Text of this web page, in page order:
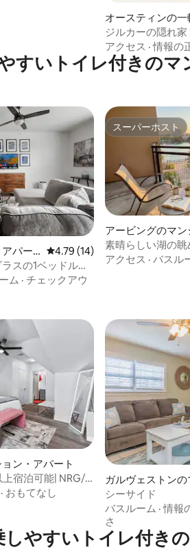
オースティンの一
ジルカーの隠れ家
まで徒歩 | 10人宿
アクセス ·情報の
すいトイレ付きのマ
均評価
パー
レビュー14件、5つ星中4.79つ
4.79 (14)
スの1ベッドルー
ム · チェックアウ
スーパーホスト
スーパーホスト
アービングのマ
パート
素晴らしい湖の眺
プール
アクセス · バスル
均評価
ン・アパート
宿泊可能| NRG/
· おもてなし
ガルヴェストンの
ン・アパート
シーサイド
バスルーム ·情報
さ
しやすいトイレ付き